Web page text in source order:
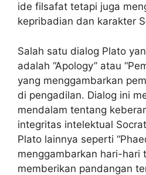
ide filsafat tetapi juga
kepribadian dan karakter
Salah satu dialog Plato
adalah “Apology” atau
yang menggambarkan
di pengadilan. Dialog ini
mendalam tentang
integritas intelektual
Plato lainnya seperti
menggambarkan hari-hari
memberikan pandangan